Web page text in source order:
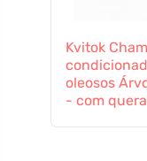
Kvitok
oleosos
- com